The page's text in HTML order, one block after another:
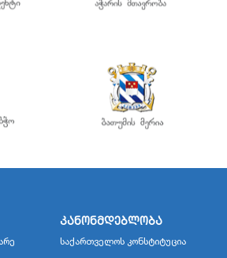
კანონმდებლობა
საქართველოს კონსტიტუცია